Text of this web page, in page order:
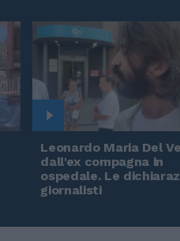
Leonardo Maria Del
dall'ex compagna in
ospedale. Le
giornalisti